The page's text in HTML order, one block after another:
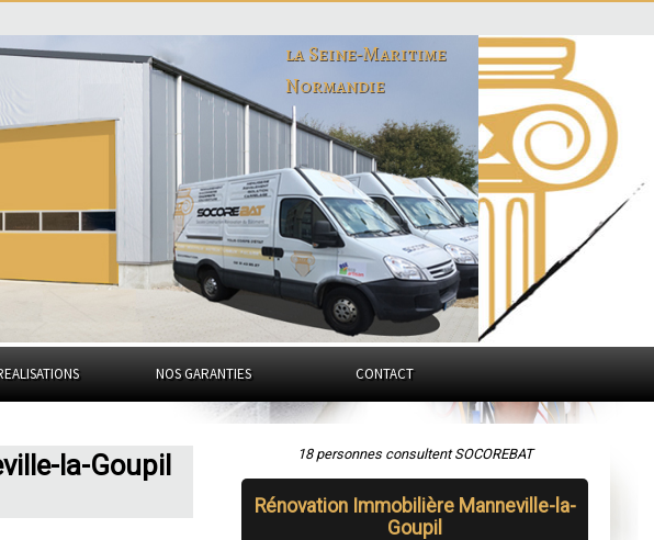
la Seine-Maritime
Normandie
NOS GARANTIES CONTACT
la-Goupil
18 personnes consultent SOCOREBAT
Rénovation Immobilière Manneville-la-
Goupil